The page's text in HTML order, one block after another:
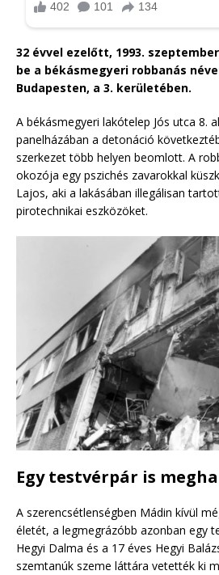
32 évvel ezelőtt, 1993.
be a békásmegyeri robbanás
Budapesten, a 3. kerületében.
A békásmegyeri lakótelep Jós utca 8.
panelházában a detonáció
szerkezet több helyen beomlott. A
okozója egy pszichés zavarokkal
Lajos, aki a lakásában illegálisan
pirotechnikai eszközöket.
Egy testvérpár is
A szerencsétlenségben Mádin kívül
életét, a legmegrázóbb azonban egy
Hegyi Dalma és a 17 éves Hegyi
szemtanúk szeme láttára vetették ki